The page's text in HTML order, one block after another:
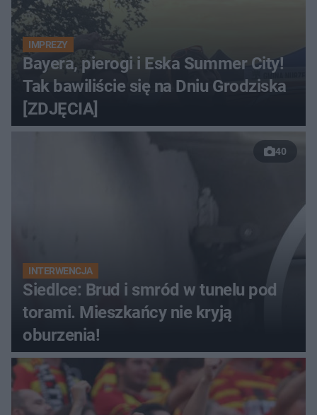
IMPREZY
Bayera, pierogi i Eska Summer City!
Tak bawiliście się na Dniu Grodziska
[ZDJĘCIA]
40
INTERWENCJA
Siedlce: Brud i smród w tunelu pod
torami. Mieszkańcy nie kryją
oburzenia!